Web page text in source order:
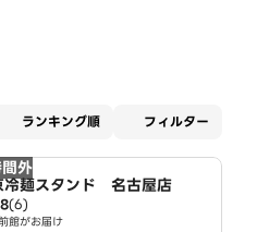
ランキング順 フィルター
外
冷麺スタンド 名古屋店
(6)
館がお届け